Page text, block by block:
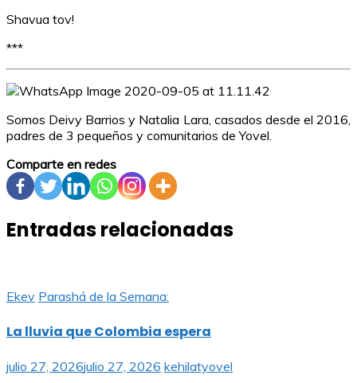
Shavua tov!
***
Somos Deivy Barrios y Natalia Lara, casados desde el 2016,
padres de 3 pequeños y comunitarios de Yovel.
Comparte en redes
Entradas relacionadas
Ekev Parashá de la Semana:
La lluvia que Colombia espera
julio 27, 2026julio 27, 2026 kehilatyovel